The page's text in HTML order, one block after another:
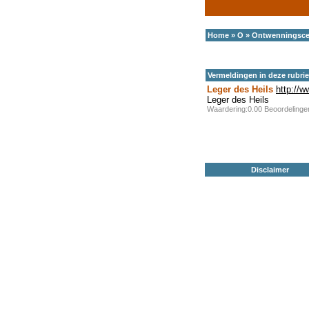
Home » O »
Vermeldingen in deze
Leger des Heils http://
Leger des Heils
Waardering:0.00
Disclaimer